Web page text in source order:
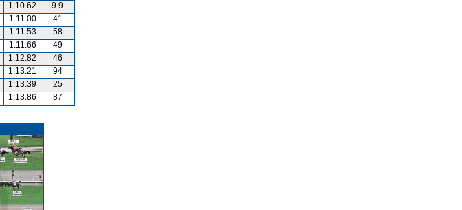
1:10.62
9.9
1:11.00
41
1:11.53
58
1:11.66
49
1:12.82
46
1:13.21
94
1:13.39
25
1:13.86 87